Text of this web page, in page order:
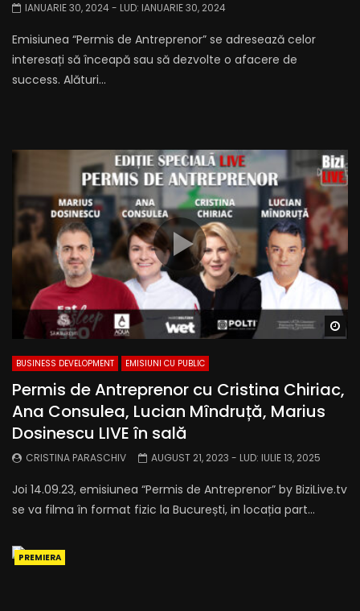
IANUARIE 30, 2024- LUD: IANUARIE 30, 2024
Emisiunea “Permis de Antreprenor” se adresează celor
interesați să înceapă sau să dezvolte o afacere de
success. Alături...
BUSINESS DEVELOPMENT EMISIUNI CU PUBLIC
Permis de Antreprenor cu Cristina Chiriac,
Ana Consulea, Lucian Mîndruță, Marius
Dosinescu LIVE în sală
CRISTINA PARASCHIV AUGUST 21, 2023 - LUD: IULIE 13, 2025
Joi 14.09.23, emisiunea “Permis de Antreprenor” by BiziLive.tv
se va filma în format fizic la București, in locația part...
PREMIERA